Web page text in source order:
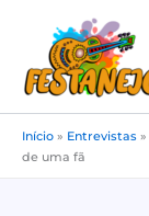
conteúdo
Início » Entrevistas »
de uma fã